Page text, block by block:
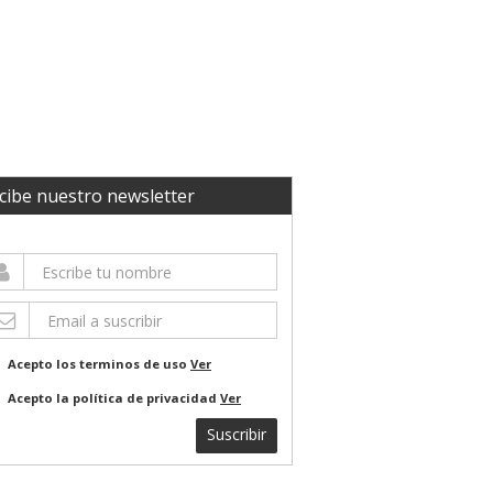
nuestro newsletter
Acepto los terminos de uso Ver
Acepto la política de privacidad Ver
Suscribir